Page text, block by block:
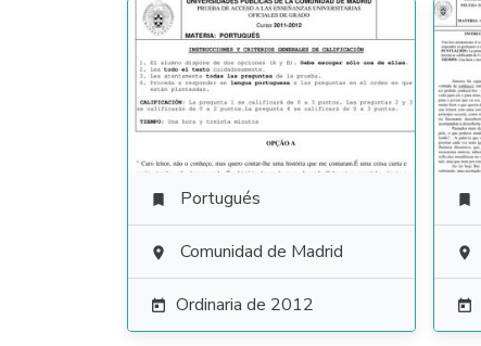
 Portugués
 Comunidad de Madrid
 Ordinaria de 2012


